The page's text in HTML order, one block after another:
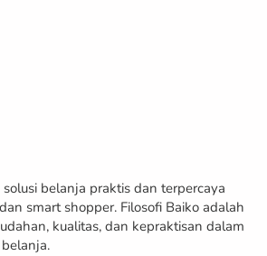
belanja praktis dan terpercaya
smart shopper. Filosofi Baiko adalah
kualitas, dan kepraktisan dalam